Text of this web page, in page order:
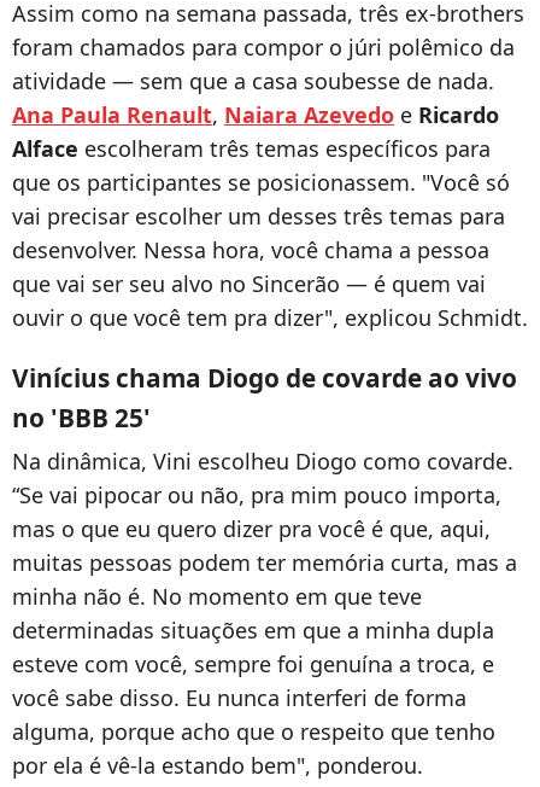
Assim como na semana passada, três ex-brothers
foram chamados para compor o júri polêmico da
atividade — sem que a casa soubesse de nada.
Ana Paula Renault, Naiara Azevedo e Ricardo
Alface escolheram três temas específicos para
que os participantes se posicionassem. "Você só
vai precisar escolher um desses três temas para
desenvolver. Nessa hora, você chama a pessoa
que vai ser seu alvo no Sincerão — é quem vai
ouvir o que você tem pra dizer", explicou Schmidt.
Vinícius chama Diogo de covarde ao vivo
no 'BBB 25'
Na dinâmica, Vini escolheu Diogo como covarde.
“Se vai pipocar ou não, pra mim pouco importa,
mas o que eu quero dizer pra você é que, aqui,
muitas pessoas podem ter memória curta, mas a
minha não é. No momento em que teve
determinadas situações em que a minha dupla
esteve com você, sempre foi genuína a troca, e
você sabe disso. Eu nunca interferi de forma
alguma, porque acho que o respeito que tenho
por ela é vê-la estando bem", ponderou.